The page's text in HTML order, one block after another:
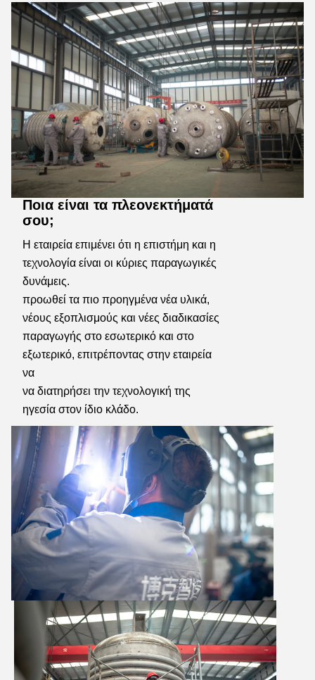
Ποια είναι τα πλεονεκτήματά
σου;
Η εταιρεία επιμένει ότι η επιστήμη και η
τεχνολογία είναι οι κύριες παραγωγικές
δυνάμεις.
προωθεί τα πιο προηγμένα νέα υλικά,
νέους εξοπλισμούς και νέες διαδικασίες
παραγωγής στο εσωτερικό και στο
εξωτερικό, επιτρέποντας στην εταιρεία
να
να διατηρήσει την τεχνολογική της
ηγεσία στον ίδιο κλάδο.